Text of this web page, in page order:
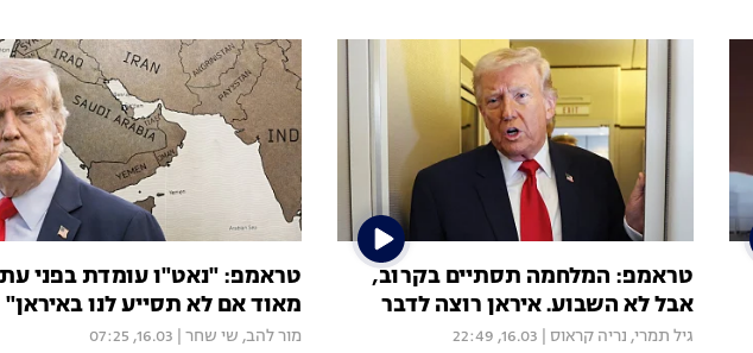
טראמפ: המלחמה תסתיים בקרוב,
אבל לא השבוע. איראן רוצה לדבר
גיל תמרי, נריה קראוס 16.03, 22:49
טראמפ: "נאט"ו עומדת בפני
מאוד אם לא תסייע לנו באיראן"
מור להב, שי שחר 16.03, 07:25